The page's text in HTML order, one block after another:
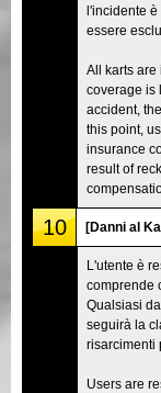
l'incidente è
essere
All karts are
coverage is
accident,
this point,
insurance
result of
10 [Danni al
L'utente è
comprende
Qualsiasi
seguirà la
risarcimenti
Users are